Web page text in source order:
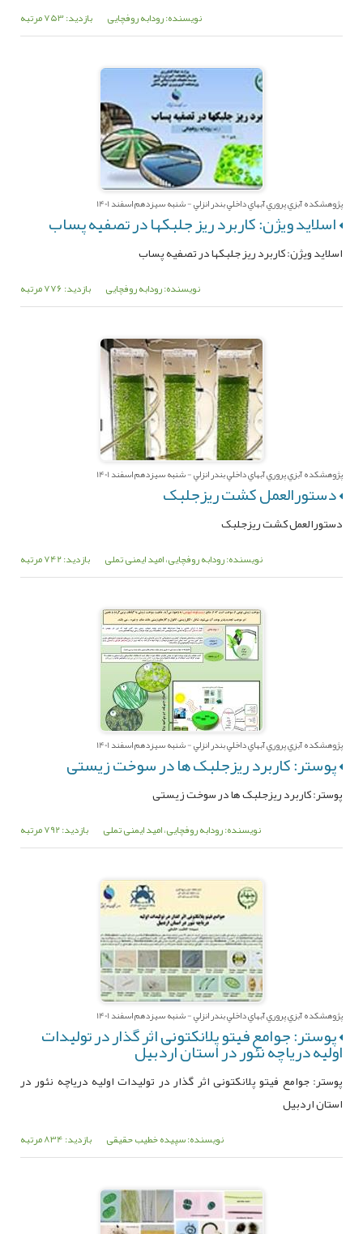
نویسنده: رودابه روفچایی بازدید: 753 مرتبه
پژوهشکده آبزي پروري آبهاي داخلي بندر انزلي - شنبه سیزدهم اسفند 1401
اسلاید ویژن: کاربرد ریز جلبکها در تصفیه پساب
اسلاید ویژن: کاربرد ریز جلبکها در تصفیه پساب
نویسنده: رودابه روفچایی بازدید: 776 مرتبه
پژوهشکده آبزي پروري آبهاي داخلي بندر انزلي - شنبه سیزدهم اسفند 1401
دستورالعمل کشت ریزجلبک
دستورالعمل کشت ریزجلبک
نویسنده: رودابه روفچایی، امید ایمنی تملی بازدید: 742 مرتبه
پژوهشکده آبزي پروري آبهاي داخلي بندر انزلي - شنبه سیزدهم اسفند 1401
پوستر: کاربرد ریزجلبک ها در سوخت زیستی
پوستر: کاربرد ریزجلبک ها در سوخت زیستی
نویسنده: رودابه روفچایی، امید ایمنی تملی بازدید: 792 مرتبه
پژوهشکده آبزي پروري آبهاي داخلي بندر انزلي - شنبه سیزدهم اسفند 1401
پوستر: جوامع فیتو پلانکتونی اثر گذار در تولیدات
اولیه دریاچه نئور در استان اردبیل
پوستر: جوامع فیتو پلانکتونی اثر گذار در تولیدات اولیه دریاچه نئور در
استان اردبیل
نویسنده: سپیده خطیب حقیقی بازدید: 834 مرتبه